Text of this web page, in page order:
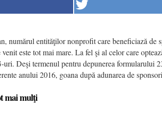
numărul entităţilor nonprofit care beneficiază de
este tot mai mare. La fel şi al celor care
Deşi termenul pentru depunerea formularului
anului 2016, goana după adunarea de
mai mulţi